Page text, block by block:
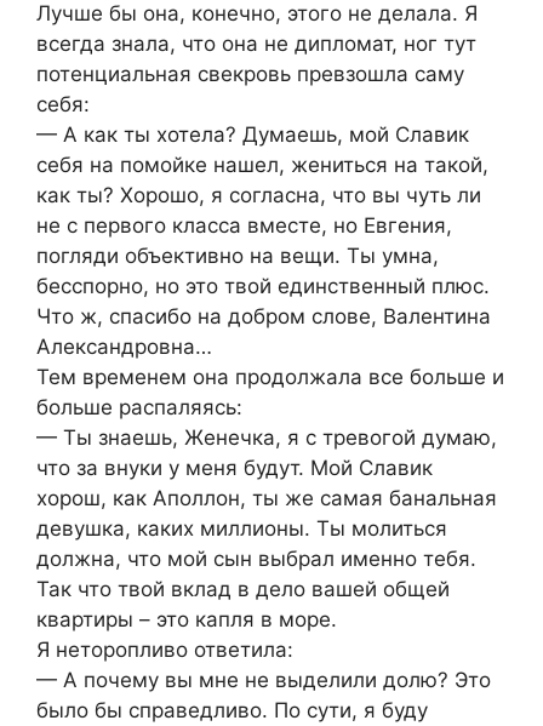
Лучше бы она, конечно, этого не делала. Я
всегда знала, что она не дипломат, ног тут
потенциальная свекровь превзошла саму
себя:
— А как ты хотела? Думаешь, мой Славик
себя на помойке нашел, жениться на такой,
как ты? Хорошо, я согласна, что вы чуть ли
не с первого класса вместе, но Евгения,
погляди объективно на вещи. Ты умна,
бесспорно, но это твой единственный плюс.
Что ж, спасибо на добром слове, Валентина
Александровна…
Тем временем она продолжала все больше и
больше распаляясь:
— Ты знаешь, Женечка, я с тревогой думаю,
что за внуки у меня будут. Мой Славик
хорош, как Аполлон, ты же самая банальная
девушка, каких миллионы. Ты молиться
должна, что мой сын выбрал именно тебя.
Так что твой вклад в дело вашей общей
квартиры – это капля в море.
Я неторопливо ответила:
— А почему вы мне не выделили долю? Это
было бы справедливо. По сути, я буду